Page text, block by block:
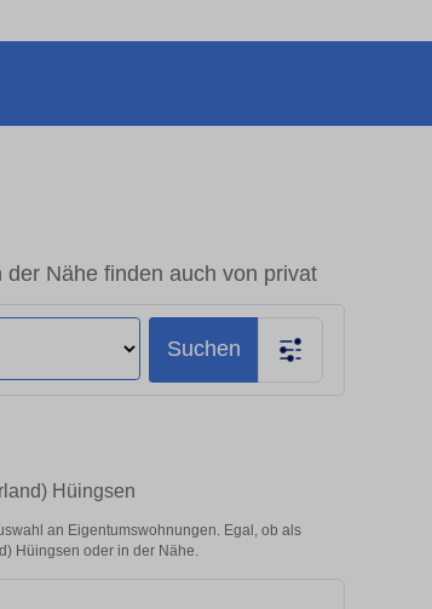
Nähe finden auch von privat
Suchen
Hüingsen
an Eigentumswohnungen. Egal, ob als
Hüingsen oder in der Nähe.